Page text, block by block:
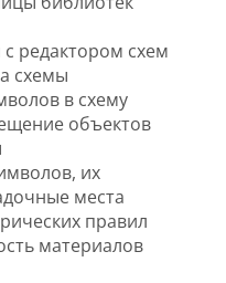
редактором схем
схемы
в схему
объектов
их
места
правил
материалов